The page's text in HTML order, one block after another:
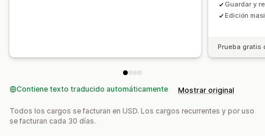
Guardar y
Edición
Prueba gratis
Contiene texto traducido automáticamente Mostrar original
Todos los cargos se facturan en USD. Los cargos recurrentes y por uso
se facturan cada 30 días.